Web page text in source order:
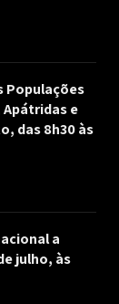
Populações
e
das 8h30 às
a
julho, às